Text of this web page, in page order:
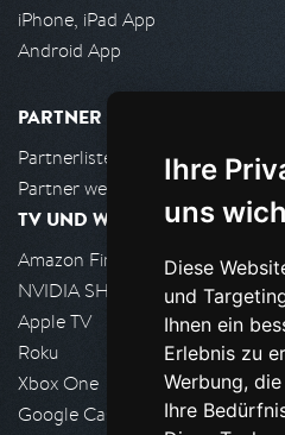
Ihre
uns
Diese
und
Ihnen ein
Erlebnis zu
Werbung,
Ihre
iPhone, iPad App
Android App
PARTNER
Partnerliste
Partner werden
TV UND WOHNZIMMER
Amazon FireTV
NVIDIA SHIELD, Google TV
Apple TV
Roku
Xbox One
Google Cast